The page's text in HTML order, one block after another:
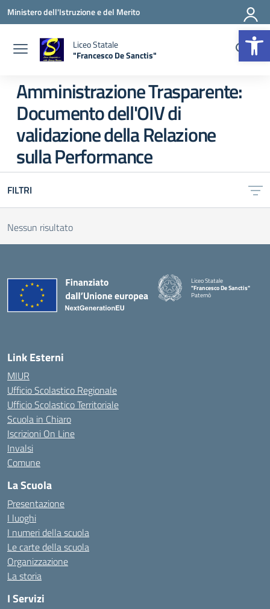
Vai ai contenuti
Vai al menu di navigazione
Vai al footer
Ministero dell'Istruzione e del Merito
Liceo Statale
"Francesco De Sanctis"
Amministrazione Trasparente:
Documento dell'OIV di
validazione della Relazione
sulla Performance
FILTRI
Nessun risultato
Liceo Statale
"Francesco De Sanctis"
Paternò
Link Esterni
MIUR
Ufficio Scolastico Regionale
Ufficio Scolastico Territoriale
Scuola in Chiaro
Iscrizioni On Line
Invalsi
Comune
La Scuola
Presentazione
I luoghi
I numeri della scuola
Le carte della scuola
Organizzazione
La storia
I Servizi